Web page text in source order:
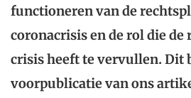
functioneren van de
coronacrisis en de rol die de
crisis heeft te vervullen. Dit
voorpublicatie van ons